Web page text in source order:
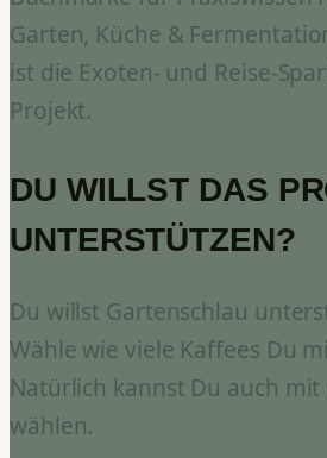
Garten, Küche &
ist die Exoten- und Reise-
Projekt.
DU WILLST DAS
UNTERSTÜTZEN?
Du willst Gartenschlau
Wähle wie viele Kaffees Du
Natürlich kannst Du auch
wählen.